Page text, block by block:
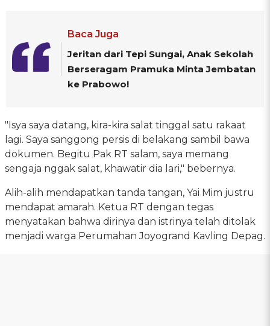
Baca Juga
Jeritan dari Tepi Sungai, Anak Sekolah
Berseragam Pramuka Minta Jembatan
ke Prabowo!
"Isya saya datang, kira-kira salat tinggal satu rakaat
lagi. Saya sanggong persis di belakang sambil bawa
dokumen. Begitu Pak RT salam, saya memang
sengaja nggak salat, khawatir dia lari," bebernya.
Alih-alih mendapatkan tanda tangan, Yai Mim justru
mendapat amarah. Ketua RT dengan tegas
menyatakan bahwa dirinya dan istrinya telah ditolak
menjadi warga Perumahan Joyogrand Kavling Depag.